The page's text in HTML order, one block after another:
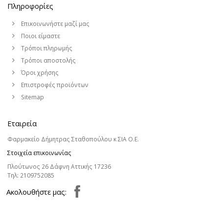
Πληροφορίες
Επικοινωνήστε μαζί μας
Ποιοι είμαστε
Τρόποι πληρωμής
Τρόποι αποστολής
Όροι χρήσης
Επιστροφές προϊόντων
Sitemap
Εταιρεία
Φαρμακείο Δήμητρας Σταθοπούλου κ ΣΙΑ Ο.Ε.
Στοιχεία επικοινωνίας
Πλούτωνος 26 Δάφνη Αττικής 17236
Τηλ: 2109752085
Aκολουθήστε μας: